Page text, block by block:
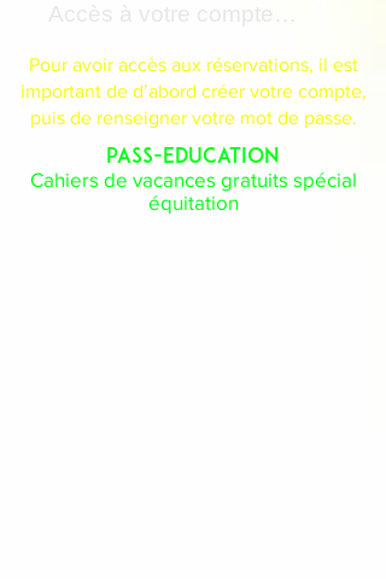
Accès à votre compte Cavasoft
Pour avoir accès aux réservations, il est
important de d’abord créer votre compte,
puis de renseigner votre mot de passe.
PASS-EDUCATION
Cahiers de vacances gratuits spécial
équitation